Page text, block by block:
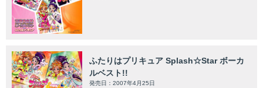
ふたりはプリキュア Splash☆Star ボーカ
ルベスト!!
発売日：2007年4月25日